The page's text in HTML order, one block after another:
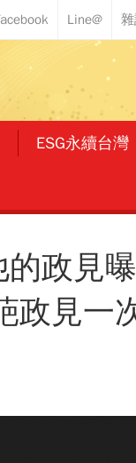
ESG永續台灣
的政見曝
政見一